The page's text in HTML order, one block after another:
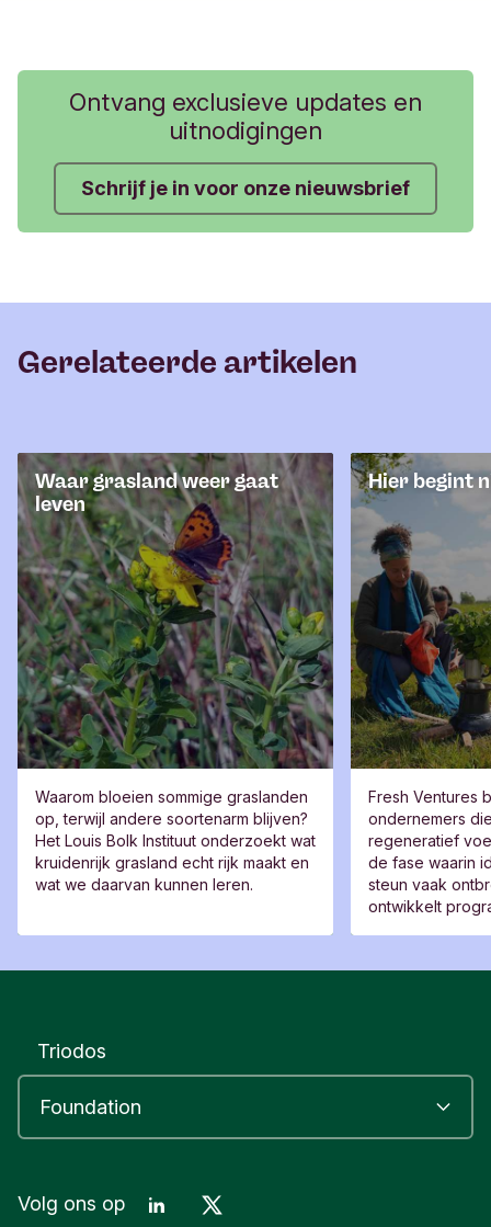
Ontvang exclusieve updates en
uitnodigingen
Schrijf je in voor onze nieuwsbrief
Gerelateerde artikelen
Waar grasland weer gaat
leven
Waarom bloeien sommige graslanden
op, terwijl andere soortenarm blijven?
Het Louis Bolk Instituut onderzoekt wat
kruidenrijk grasland echt rijk maakt en
wat we daarvan kunnen leren.
Hier begint
Fresh Ventures
ondernemers
regeneratief
de fase waarin
steun vaak
ontwikkelt
Triodos
Volg ons op LinkedIn